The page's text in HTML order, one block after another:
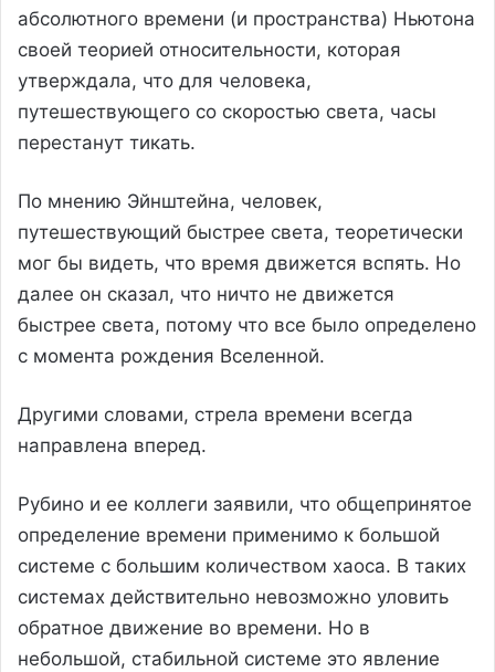
абсолютного времени (и пространства) Ньютона
своей теорией относительности, которая
утверждала, что для человека,
путешествующего со скоростью света, часы
перестанут тикать.
По мнению Эйнштейна, человек,
путешествующий быстрее света, теоретически
мог бы видеть, что время движется вспять. Но
далее он сказал, что ничто не движется
быстрее света, потому что все было определено
с момента рождения Вселенной.
Другими словами, стрела времени всегда
направлена вперед.
Рубино и ее коллеги заявили, что общепринятое
определение времени применимо к большой
системе с большим количеством хаоса. В таких
системах действительно невозможно уловить
обратное движение во времени. Но в
небольшой, стабильной системе это явление